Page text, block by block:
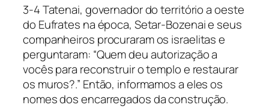
3-4 Tatenai, governador do território a oeste
do Eufrates na época, Setar-Bozenai e seus
companheiros procuraram os israelitas e
perguntaram: “Quem deu autorização a
vocês para reconstruir o templo e restaurar
os muros?.” Então, informamos a eles os
nomes dos encarregados da construção.